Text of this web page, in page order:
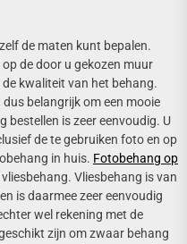
de maten kunt bepalen.
de door u gekozen muur
kwaliteit van het behang.
belangrijk om een mooie
bestellen is zeer eenvoudig. U
de te gebruiken foto en op
in huis. Fotobehang op
Vliesbehang is van
is daarmee zeer eenvoudig
wel rekening met de
zijn om zwaar behang